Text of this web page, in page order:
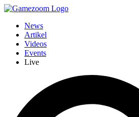
News
Artikel
Videos
Events
Live